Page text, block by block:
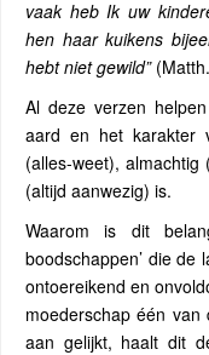
vaak heb Ik uw
hen haar kuikens
hebt niet gewild”
Al deze verzen
aard en het karakter
(alles-weet),
(altijd aanwezig) is.
Waarom is dit
boodschappen’ die de
ontoereikend en
moederschap één
aan gelijkt, haalt dit